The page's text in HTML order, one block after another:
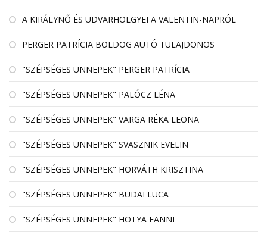
A KIRÁLYNŐ ÉS UDVARHÖLGYEI A VALENTIN-NAPRÓL
PERGER PATRÍCIA BOLDOG AUTÓ TULAJDONOS
"SZÉPSÉGES ÜNNEPEK" PERGER PATRÍCIA
"SZÉPSÉGES ÜNNEPEK" PALÓCZ LÉNA
"SZÉPSÉGES ÜNNEPEK" VARGA RÉKA LEONA
"SZÉPSÉGES ÜNNEPEK" SVASZNIK EVELIN
"SZÉPSÉGES ÜNNEPEK" HORVÁTH KRISZTINA
"SZÉPSÉGES ÜNNEPEK" BUDAI LUCA
"SZÉPSÉGES ÜNNEPEK" HOTYA FANNI